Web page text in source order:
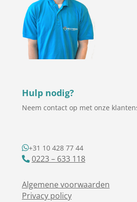
Hulp nodig?
Neem contact op met onze
+31 10 428 77 44
0223 – 633 118
Algemene voorwaarden
Privacy policy